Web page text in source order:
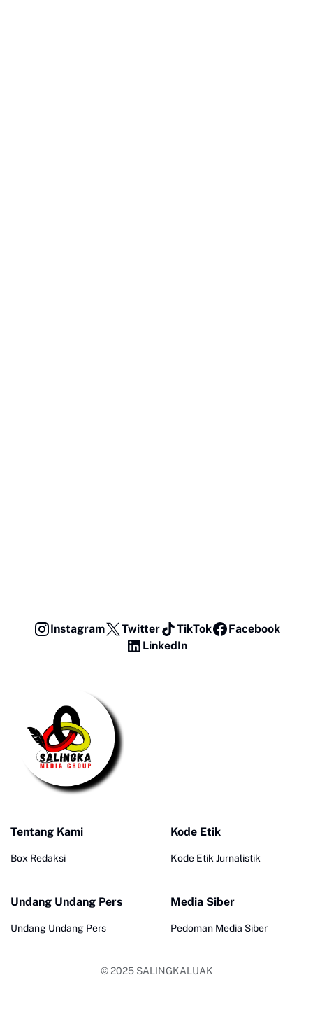
Instagram Twitter TikTok
Facebook
LinkedIn
Tentang Kami
Box Redaksi
Kode Etik
Kode Etik Jurnalistik
Undang Undang Pers
Undang Undang Pers
Media Siber
Pedoman Media Siber
© 2025 SALINGKALUAK